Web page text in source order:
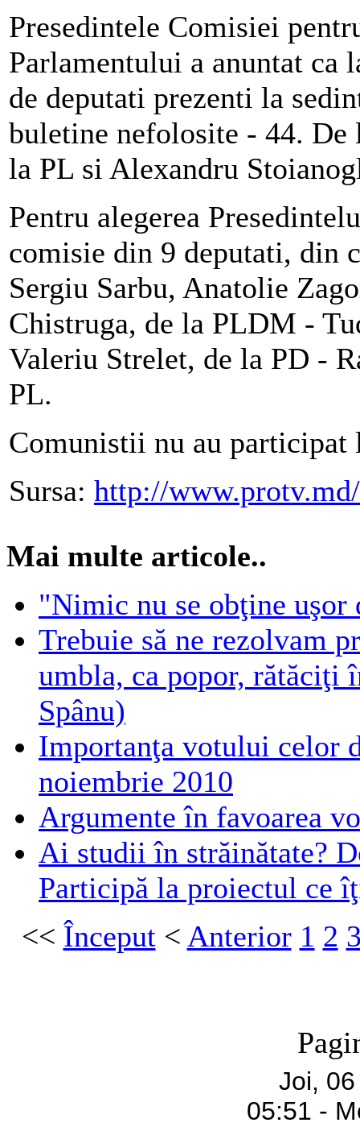
Presedintele Comisiei
Parlamentului a anuntat ca
de deputati prezenti la
buletine nefolosite - 44. De
la PL si Alexandru
Pentru alegerea
comisie din 9 deputati, din
Sergiu Sarbu, Anatolie
Chistruga, de la PLDM -
Valeriu Strelet, de la PD -
PL.
Comunistii nu au participat
Sursa: http://www.protv.md/
Mai multe articole..
"Nimic nu se obţine uşor
Trebuie să ne rezolvam
umbla, ca popor, rătăciţi
Spânu)
Importanţa votului celor
noiembrie 2010
Argumente în favoarea
Ai studii în străinătate?
Participă la proiectul ce
<< Început< Anterior 1 2
Joi,
05:51 -